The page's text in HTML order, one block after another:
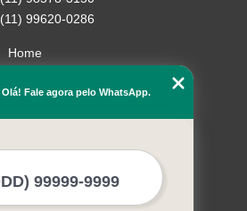
(11) 99620-0286
Home
Missão
Mais Serviços
Olá! Fale agora pelo WhatsApp.